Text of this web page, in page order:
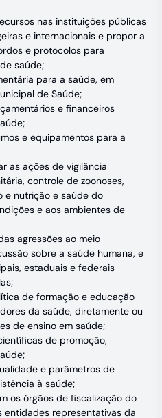
nas instituições públicas
e internacionais e propor a
e protocolos para
saúde;
para a saúde, em
de Saúde;
e financeiros
e equipamentos para a
as ações de vigilância
controle de zoonoses,
e nutrição e saúde do
e aos ambientes de
agressões ao meio
sobre a saúde humana, e
estaduais e federais
de formação e educação
da saúde, diretamente ou
de ensino em saúde;
de promoção,
e parâmetros de
à saúde;
os órgãos de fiscalização do
entidades representativas da